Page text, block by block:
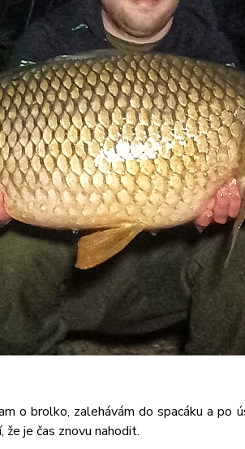
o brolko, zalehávám do spacáku a po
je čas znovu nahodit.